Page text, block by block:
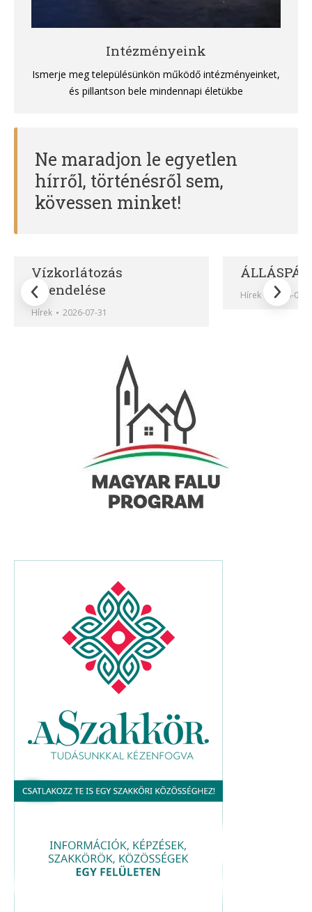
Intézményeink
Ismerje meg településünkön működő intézményeinket,
és pillantson bele mindennapi életükbe
Ne maradjon le egyetlen
hírről, történésről sem,
kövessen minket!
Vízkorlátozás
elrendelése
Hírek 2026-07-31
Hírek 2026-07-